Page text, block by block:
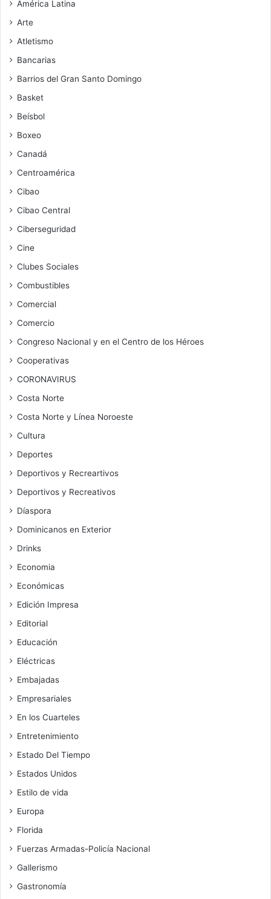
América Latina
Arte
Atletismo
Bancarias
Barrios del Gran Santo Domingo
Basket
Beísbol
Boxeo
Canadá
Centroamérica
Cibao
Cibao Central
Ciberseguridad
Cine
Clubes Sociales
Combustibles
Comercial
Comercio
Congreso Nacional y en el Centro de los Héroes
Cooperativas
CORONAVIRUS
Costa Norte
Costa Norte y Línea Noroeste
Cultura
Deportes
Deportivos y Recreartivos
Deportivos y Recreativos
Díaspora
Dominicanos en Exterior
Drinks
Economia
Económicas
Edición Impresa
Editorial
Educación
Eléctricas
Embajadas
Empresariales
En los Cuarteles
Entretenimiento
Estado Del Tiempo
Estados Unidos
Estilo de vida
Europa
Florida
Fuerzas Armadas-Policía Nacional
Gallerismo
Gastronomía